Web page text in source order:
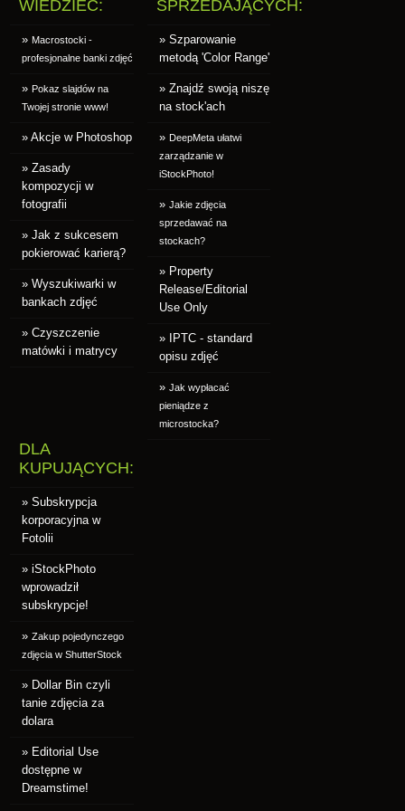
WIEDZIEĆ:
» Macrostocki -
profesjonalne banki zdjęć
» Pokaz slajdów na
Twojej stronie www!
» Akcje w Photoshop
» Zasady
kompozycji w
fotografii
» Jak z sukcesem
pokierować karierą?
» Wyszukiwarki w
bankach zdjęć
» Czyszczenie
matówki i matrycy
SPRZEDAJĄCYCH:
» Szparowanie
metodą 'Color Range'
» Znajdź swoją niszę
na stock'ach
» DeepMeta ułatwi
zarządzanie w
iStockPhoto!
» Jakie zdjęcia
sprzedawać na
stockach?
» Property
Release/Editorial
Use Only
» IPTC - standard
opisu zdjęć
» Jak wypłacać
pieniądze z
microstocka?
DLA
KUPUJĄCYCH:
» Subskrypcja
korporacyjna w
Fotolii
» iStockPhoto
wprowadził
subskrypcje!
»Zakup pojedynczego
zdjęcia w ShutterStock
» Dollar Bin czyli
tanie zdjęcia za
dolara
» Editorial Use
dostępne w
Dreamstime!